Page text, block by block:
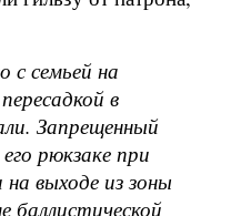
с семьей на
в
Запрещенный
рюкзаке при
на выходе из зоны
баллистической